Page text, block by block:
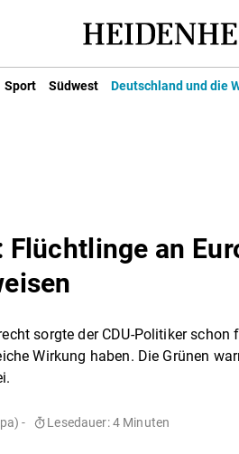
Sport Südwest Deutschland und die
Flüchtlinge an
sorgte der CDU-Politiker schon
Wirkung haben. Die Grünen
-
Lesedauer: 4 Minuten